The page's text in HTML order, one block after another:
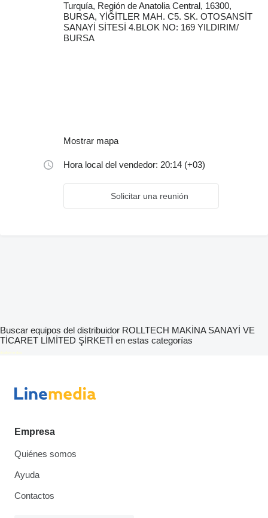
Turquía, Región de Anatolia Central, 16300,
BURSA, YİĞİTLER MAH. C5. SK. OTOSANSİT
SANAYİ SİTESİ 4.BLOK NO: 169 YILDIRIM/
BURSA
Mostrar mapa
Hora local del vendedor: 20:14 (+03)
Solicitar una reunión
Buscar equipos del distribuidor ROLLTECH MAKİNA SANAYİ VE
TİCARET LİMİTED ŞİRKETİ en estas categorías
Empresa
Quiénes somos
Ayuda
Contactos